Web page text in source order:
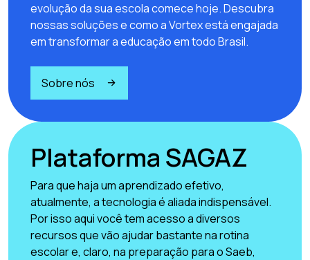
evolução da sua escola comece hoje. Descubra
nossas soluções e como a Vortex está engajada
em transformar a educação em todo Brasil.
Sobre nós
Plataforma SAGAZ
Para que haja um aprendizado efetivo,
atualmente, a tecnologia é aliada indispensável.
Por isso aqui você tem acesso a diversos
recursos que vão ajudar bastante na rotina
escolar e, claro, na preparação para o Saeb,